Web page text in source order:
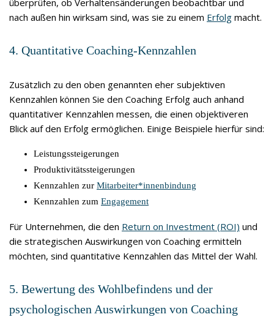
nach außen hin wirksam sind, was sie zu einem Erfolg macht.
4. Quantitative Coaching-Kennzahlen
Zusätzlich zu den oben genannten eher subjektiven
Kennzahlen können Sie den Coaching Erfolg auch anhand
quantitativer Kennzahlen messen, die einen objektiveren
Blick auf den Erfolg ermöglichen. Einige Beispiele hierfür sind:
Leistungssteigerungen
Produktivitätssteigerungen
Kennzahlen zur Mitarbeiter*innenbindung
Kennzahlen zum Engagement
Für Unternehmen, die den Return on Investment (ROI) und
die strategischen Auswirkungen von Coaching ermitteln
möchten, sind quantitative Kennzahlen das Mittel der Wahl.
5. Bewertung des Wohlbefindens und der
psychologischen Auswirkungen von Coaching